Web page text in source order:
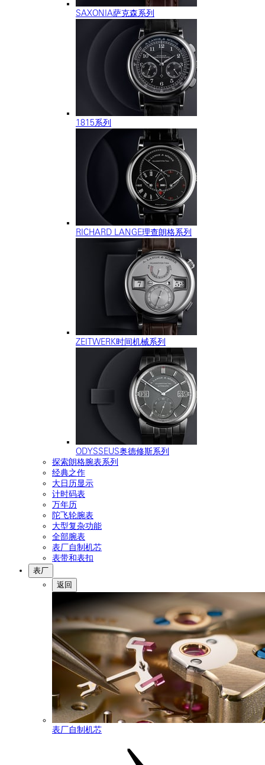
SAXONIA萨克森系列
1815系列
RICHARD LANGE理查朗格系列
ZEITWERK时间机械系列
ODYSSEUS奥德修斯系列
探索朗格腕表系列
经典之作
大日历显示
计时码表
万年历
陀飞轮腕表
大型复杂功能
全部腕表
表厂自制机芯
表带和表扣
表厂
返回
表厂自制机芯